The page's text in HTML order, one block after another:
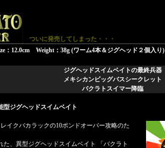
ついに発売してしまった・・・
：12.0cm Weight：38g (ワーム4本＆ジグヘッド２個入り)
ジグヘッドスイムベイトの最終兵器
メキシカンビッグバスシークレット
バクラトスイマー降臨
型ジグヘッドスイムベイト
イクバカラックの10ポンドオーバー攻略のた
た、異型ジグヘッドスイムベイト 「バクラト